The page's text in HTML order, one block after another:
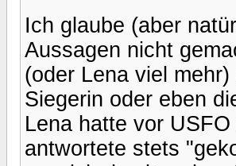
Ich glaube (aber
Aussagen nicht
(oder Lena viel
Siegerin oder eben
Lena hatte vor
antwortete stets